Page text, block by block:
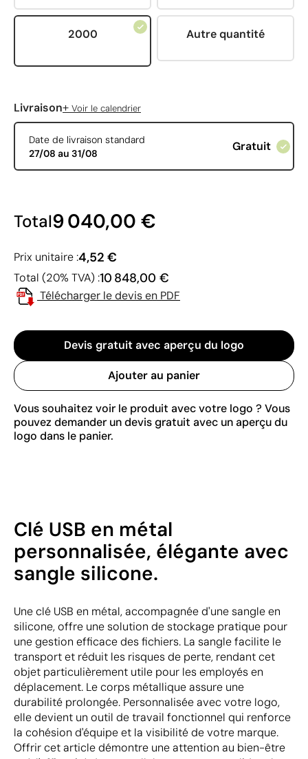
2000 Autre quantité
Livraison+ Voir le calendrier
Date de livraison standard
27/08 au 31/08
Gratuit
Total9 040,00 €
Prix unitaire :4,52 €
Total (20% TVA) :10 848,00 €
Télécharger le devis en PDF
Devis gratuit avec aperçu du logo
Ajouter au panier
Vous souhaitez voir le produit avec votre logo ? Vous
pouvez demander un devis gratuit avec un aperçu du
logo dans le panier.
Clé USB en métal
personnalisée, élégante avec
sangle silicone.
Une clé USB en métal, accompagnée d'une sangle en
silicone, offre une solution de stockage pratique pour
une gestion efficace des fichiers. La sangle facilite le
transport et réduit les risques de perte, rendant cet
objet particulièrement utile pour les employés en
déplacement. Le corps métallique assure une
durabilité prolongée. Personnalisée avec votre logo,
elle devient un outil de travail fonctionnel qui renforce
la cohésion d'équipe et la visibilité de votre marque.
Offrir cet article démontre une attention au bien-être